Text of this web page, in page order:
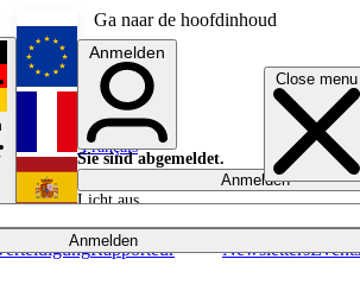
Ga naar de hoofdinhoud
Close menu
Anmelden
Rapporteur NewslettersEvents
English
Français
Anmelden
Sie sind abgemeldet.
Anmelden
Licht aus